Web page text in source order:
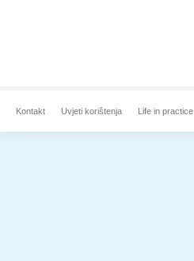
Kontakt Uvjeti korištenja Life in practice